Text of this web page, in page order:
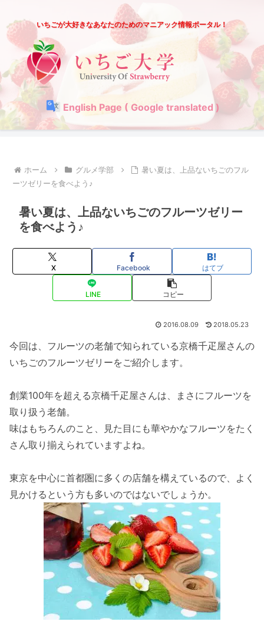
いちごが大好きなあなたのためのマニアック情報ポータル！
English Page ( Google translated )
ホーム グルメ学部
暑い夏は、上品ないちごのフル
ーツゼリーを食べよう♪
暑い夏は、上品ないちごのフルーツゼリー
を食べよう♪
X Facebook はてブ
LINE コピー
2016.08.09 2018.05.23
今回は、フルーツの老舗で知られている京橋千疋屋さんの
いちごのフルーツゼリーをご紹介します。
創業100年を超える京橋千疋屋さんは、まさにフルーツを
取り扱う老舗。
味はもちろんのこと、見た目にも華やかなフルーツをたく
さん取り揃えられていますよね。
東京を中心に首都圏に多くの店舗を構えているので、よく
見かけるという方も多いのではないでしょうか。